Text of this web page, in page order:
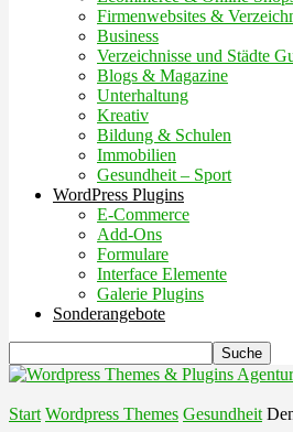
Firmenwebsites &
Business
Verzeichnisse und Städte
Blogs & Magazine
Unterhaltung
Kreativ
Bildung & Schulen
Immobilien
Gesundheit – Sport
WordPress Plugins
E-Commerce
Add-Ons
Formulare
Interface Elemente
Galerie Plugins
Sonderangebote
Start Wordpress Themes Gesundheit